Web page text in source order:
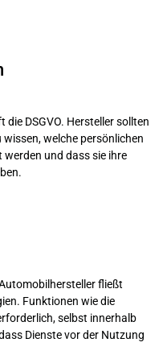
DSGVO. Hersteller sollten
welche persönlichen
werden und dass sie ihre
fließt
Funktionen wie die
selbst innerhalb
Dienste vor der Nutzung